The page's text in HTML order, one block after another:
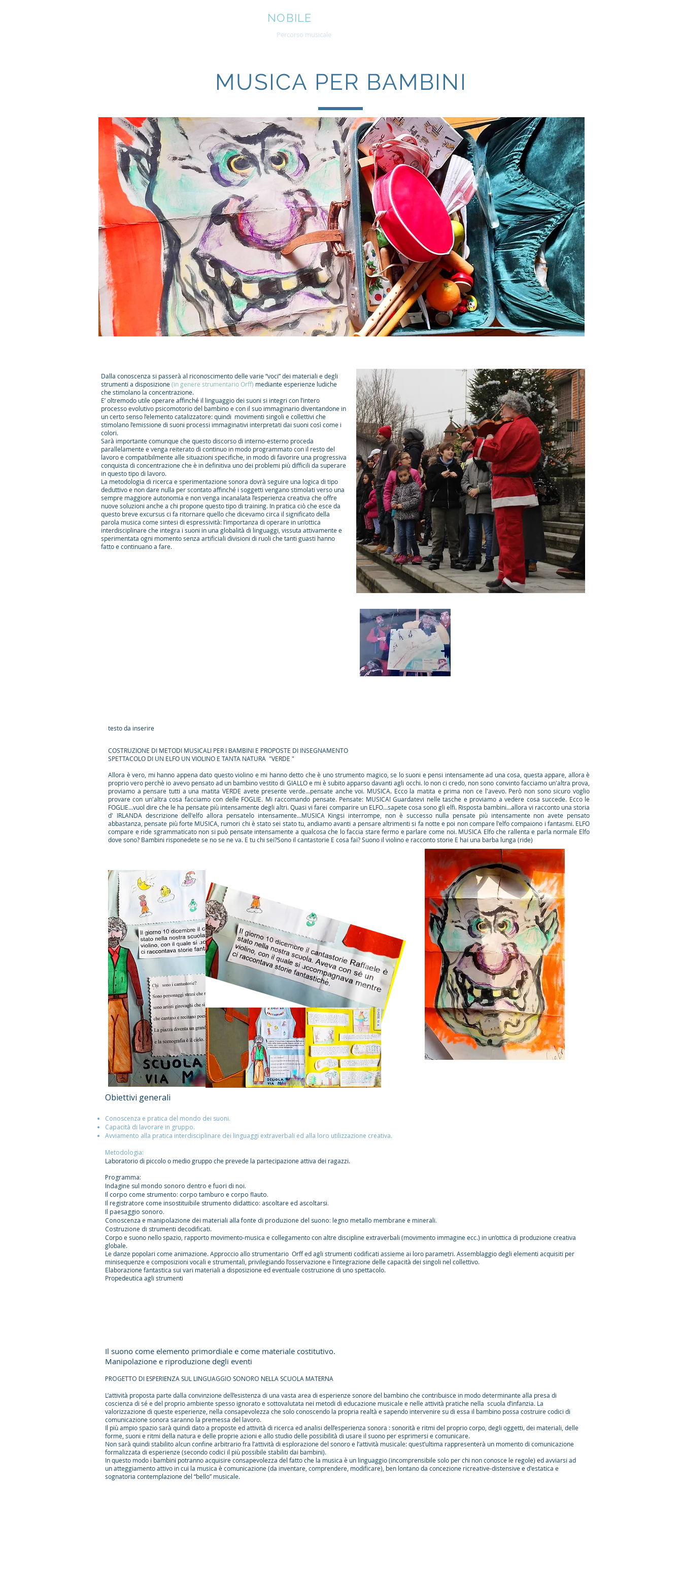
NOBILE
Percorso musicale
MUSICA PER BAMBINI
Dalla conoscenza si passerà al riconoscimento delle varie “voci” dei materiali e degli
strumenti a disposizione(in genere strumentario Orff) mediante esperienze ludiche
che stimolano la concentrazione.
E’ oltremodo utile operare affinché il linguaggio dei suoni si integri con l’intero
processo evolutivo psicomotorio del bambino e con il suo immaginario diventandone in
un certo senso l’elemento catalizzatore: quindi movimenti singoli e collettivi che
stimolano l’emissione di suoni processi immaginativi interpretati dai suoni così come i
colori.
Sarà importante comunque che questo discorso di interno-esterno proceda
parallelamente e venga reiterato di continuo in modo programmato con il resto del
lavoro e compatibilmente alle situazioni specifiche, in modo di favorire una progressiva
conquista di concentrazione che è in definitiva uno dei problemi più difficili da superare
in questo tipo di lavoro.
La metodologia di ricerca e sperimentazione sonora dovrà seguire una logica di tipo
deduttivo e non dare nulla per scontato affinché i soggetti vengano stimolati verso una
sempre maggiore autonomia e non venga incanalata l’esperienza creativa che offre
nuove soluzioni anche a chi propone questo tipo di training. In pratica ciò che esce da
questo breve excursus ci fa ritornare quello che dicevamo circa il significato della
parola musica come sintesi di espressività: l’importanza di operare in un’ottica
interdisciplinare che integra i suoni in una globalità di linguaggi, vissuta attivamente e
sperimentata ogni momento senza artificiali divisioni di ruoli che tanti guasti hanno
fatto e continuano a fare.
testo da inserire
COSTRUZIONE DI METODI MUSICALI PER I BAMBINI E PROPOSTE DI INSEGNAMENTO​
SPETTACOLO DI UN ELFO UN VIOLINO E TANTA NATURA "VERDE "
​Allora è vero, mi hanno appena dato questo violino e mi hanno detto che è uno strumento magico, se lo suoni e pensi intensamente ad una cosa, questa appare, allora è
proprio vero perchè io avevo pensato ad un bambino vestito di GIALLO e mi è subito apparso davanti agli occhi. Io non ci credo, non sono convinto facciamo un'altra prova,
proviamo a pensare tutti a una matita VERDE avete presente verde...pensate anche voi. MUSICA. Ecco la matita e prima non ce l'avevo. Però non sono sicuro voglio
provare con un'altra cosa facciamo con delle FOGLIE. Mi raccomando pensate. Pensate: MUSICA! Guardatevi nelle tasche e proviamo a vedere cosa succede. Ecco le
FOGLIE...vuol dire che le ha pensate più intensamente degli altri. Quasi vi farei comparire un ELFO...sapete cosa sono gli elfi. Risposta bambini...allora vi racconto una storia
d' IRLANDA descrizione dell'elfo allora pensatelo intensamente...MUSICA Kingsi interrompe, non è successo nulla pensate più intensamente non avete pensato
abbastanza, pensate più forte MUSICA, rumori chi è stato sei stato tu, andiamo avanti a pensare altrimenti si fa notte e poi non compare l'elfo compaiono i fantasmi. ELFO
compare e ride sgrammaticato non si può pensate intensamente a qualcosa che lo faccia stare fermo e parlare come noi. MUSICA Elfo che rallenta e parla normale Elfo
dove sono? Bambini risponedete se no se ne va. E tu chi sei?Sono il cantastorie E cosa fai? Suono il violino e racconto storie E hai una barba lunga (ride)
Il suono come elemento primordiale e come materiale costitutivo.
Manipolazione e riproduzione degli eventi
PROGETTO DI ESPERIENZA SUL LINGUAGGIO SONORO NELLA SCUOLA MATERNA
L’attività proposta parte dalla convinzione dell’esistenza di una vasta area di esperienze sonore del bambino che contribuisce in modo determinante alla presa di
coscienza di sé e del proprio ambiente spesso ignorato e sottovalutata nei metodi di educazione musicale e nelle attività pratiche nella scuola d’infanzia. La
valorizzazione di queste esperienze, nella consapevolezza che solo conoscendo la propria realtà e sapendo intervenire su di essa il bambino possa costruire codici di
comunicazione sonora saranno la premessa del lavoro.
Il più ampio spazio sarà quindi dato a proposte ed attività di ricerca ed analisi dell’esperienza sonora : sonorità e ritmi del proprio corpo, degli oggetti, dei materiali, delle
forme, suoni e ritmi della natura e delle proprie azioni e allo studio delle possibilità di usare il suono per esprimersi e comunicare.
Non sarà quindi stabilito alcun confine arbitrario fra l’attività di esplorazione del sonoro e l’attività musicale: quest’ultima rappresenterà un momento di comunicazione
formalizzata di esperienze (secondo codici il più possibile stabiliti dai bambini).
In questo modo i bambini potranno acquisire consapevolezza del fatto che la musica è un linguaggio (incomprensibile solo per chi non conosce le regole) ed avviarsi ad
un atteggiamento attivo in cui la musica è comunicazione (da inventare, comprendere, modificare), ben lontano da concezione ricreative-distensive e d'estatica e
sognatoria contemplazione del “bello” musicale.
Obiettivi generali
Conoscenza e pratica del mondo dei suoni.
Capacità di lavorare in gruppo.
Avviamento alla pratica interdisciplinare dei linguaggi extraverbali ed alla loro utilizzazione creativa.
​Metodologia:
Laboratorio di piccolo o medio gruppo che prevede la partecipazione attiva dei ragazzi.
Programma:
Indagine sul mondo sonoro dentro e fuori di noi.
Il corpo come strumento: corpo tamburo e corpo flauto.
Il registratore come insostituibile strumento didattico: ascoltare ed ascoltarsi.
Il paesaggio sonoro.
Conoscenza e manipolazione dei materiali alla fonte di produzione del suono: legno metallo membrane e minerali.
Costruzione di strumenti decodificati.
Corpo e suono nello spazio, rapporto movimento-musica e collegamento con altre discipline extraverbali (movimento immagine ecc.) in un’ottica di produzione creativa
globale.
Le danze popolari come animazione. Approccio allo strumentario Orff ed agli strumenti codificati assieme ai loro parametri. Assemblaggio degli elementi acquisiti per
minisequenze e composizioni vocali e strumentali, privilegiando l’osservazione e l’integrazione delle capacità dei singoli nel collettivo.
Elaborazione fantastica sui vari materiali a disposizione ed eventuale costruzione di uno spettacolo.
Propedeutica agli strumenti